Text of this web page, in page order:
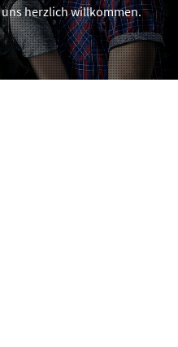
herzlich willkommen.